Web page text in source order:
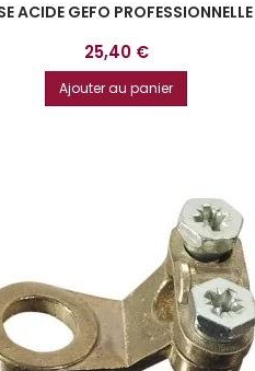
ACIDE GEFO PROFESSIONNELLE
Prix
25,40 €
Ajouter au panier